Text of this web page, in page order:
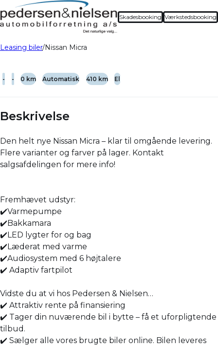
Skadesbooking Værkstedsbooking
Leasing biler Nissan Micra
- - 0 km Automatisk 410 km El
Beskrivelse
Den helt nye Nissan Micra – klar til omgående levering.
Flere varianter og farver på lager. Kontakt
salgsafdelingen for mere info!
Fremhævet udstyr:
✔️Varmepumpe
✔️Bakkamara
✔️LED lygter for og bag
✔️Læderat med varme
✔️Audiosystem med 6 højtalere
✔️ Adaptiv fartpilot
Vidste du at vi hos Pedersen & Nielsen…
✔️ Attraktiv rente på finansiering
✔️ Tager din nuværende bil i bytte – få et uforpligtende
tilbud.
✔️ Sælger alle vores brugte biler online. Bilen leveres